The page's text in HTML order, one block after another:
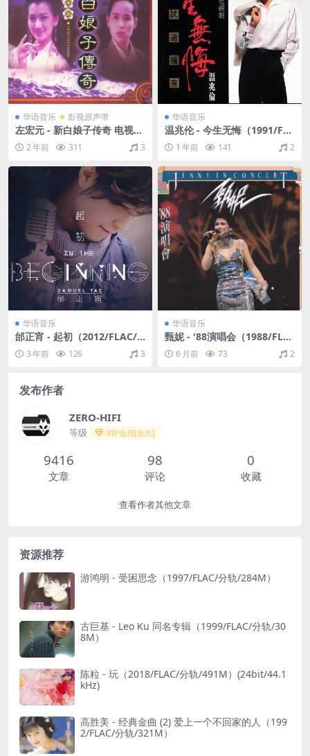
华语音乐 影视原声带
左宏元 - 新白娘子传奇 电视原
声带（1992/FLAC/分轨/259
M）2 年前 311 3
华语音乐
温兆伦 - 今生无悔（1991/FL
AC/分轨/302M）
1 年前 141 2
华语音乐
邰正宵 - 起初（2012/FLAC/
分轨/396M）
3 年前 126 3
华语音乐
甄妮 - '88演唱会（1988/FLA
C/分轨/371M）
6 月前 73 2
发布作者
ZERO-HIFI
等级 VIP会员[永久]
9416
文章
98
评论
0
收藏
查看作者其他文章
资源推荐
游鸿明 - 受困思念（1997/FLAC/分轨/284M）
古巨基 - Leo Ku 同名专辑（1999/FLAC/分轨/30
8M）
陈粒 - 玩（2018/FLAC/分轨/491M）(24bit/44.1
kHz)
高胜美 - 经典金曲 (2) 爱上一个不回家的人（199
2/FLAC/分轨/321M）